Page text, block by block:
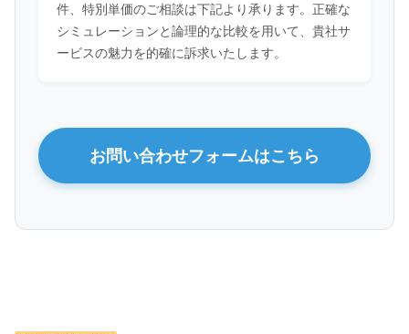
件、特別単価のご相談は下記より承ります。正確な
シミュレーションと論理的な比較を用いて、貴社サ
ービスの魅力を的確に訴求いたします。
お問い合わせフォームはこちら